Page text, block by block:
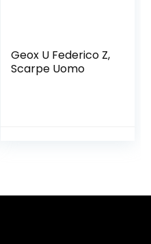
Geox U Federico Z,
Scarpe Uomo